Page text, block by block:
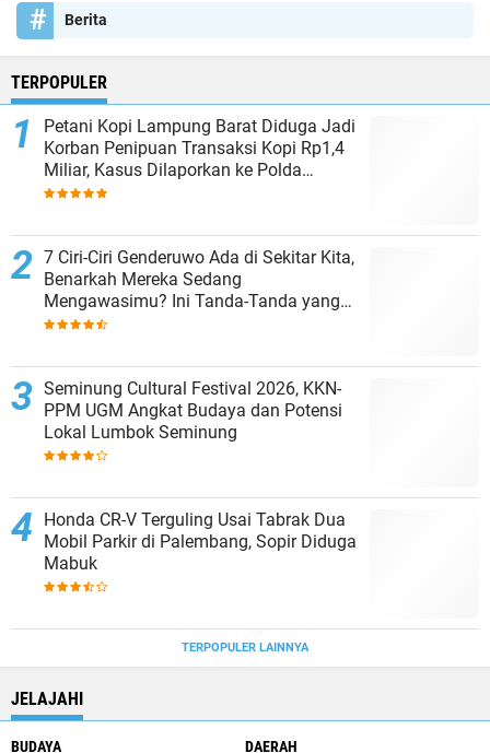
Berita
TERPOPULER
Petani Kopi Lampung Barat Diduga Jadi
Korban Penipuan Transaksi Kopi Rp1,4
Miliar, Kasus Dilaporkan ke Polda
Lampung
7 Ciri-Ciri Genderuwo Ada di Sekitar Kita,
Benarkah Mereka Sedang
Mengawasimu? Ini Tanda-Tanda yang
Sering Diabaikan
Seminung Cultural Festival 2026, KKN-
PPM UGM Angkat Budaya dan Potensi
Lokal Lumbok Seminung
Honda CR-V Terguling Usai Tabrak Dua
Mobil Parkir di Palembang, Sopir Diduga
Mabuk
TERPOPULER LAINNYA
JELAJAHI
BUDAYA DAERAH